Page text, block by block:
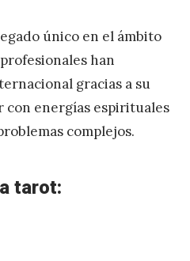
único en el ámbito
han
gracias a su
con energías espirituales
complejos.
tarot: